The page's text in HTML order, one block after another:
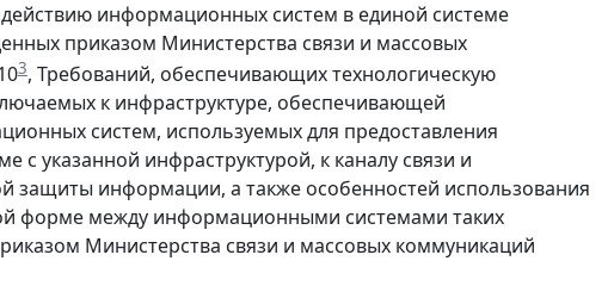
информационных систем в единой системе
приказом Министерства связи и массовых
3, Требований, обеспечивающих технологическую
к инфраструктуре, обеспечивающей
систем, используемых для предоставления
с указанной инфраструктурой, к каналу связи и
защиты информации, а также особенностей использования
форме между информационными системами таких
Министерства связи и массовых коммуникаций